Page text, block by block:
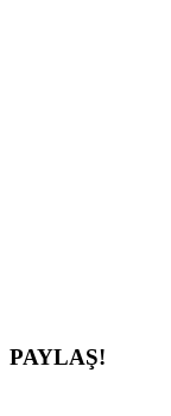
PAYLAŞ!